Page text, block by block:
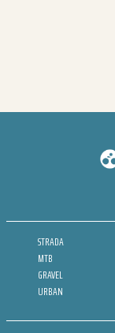
STRADA
MTB
GRAVEL
URBAN